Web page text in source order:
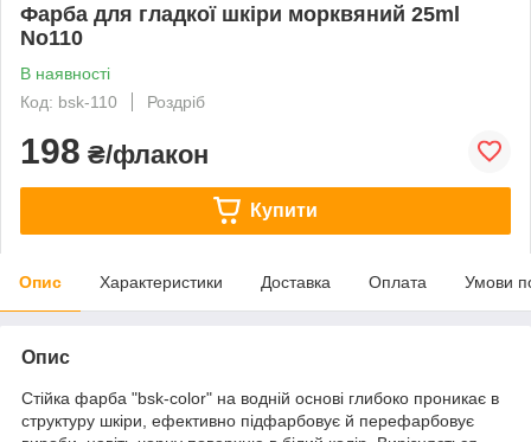
Фарба для гладкої шкіри морквяний 25ml
No110
В наявності
Код: bsk-110
Роздріб
198 ₴/флакон
Купити
Опис Характеристики Доставка Оплата Умови
Опис
Стійка фарба "bsk-color" на водній основі глибоко проникає в
структуру шкіри, ефективно підфарбовує й перефарбовує